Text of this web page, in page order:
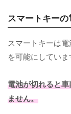
スマートキー
スマートキーは
を可能にしていま
電池が切れると
ません。